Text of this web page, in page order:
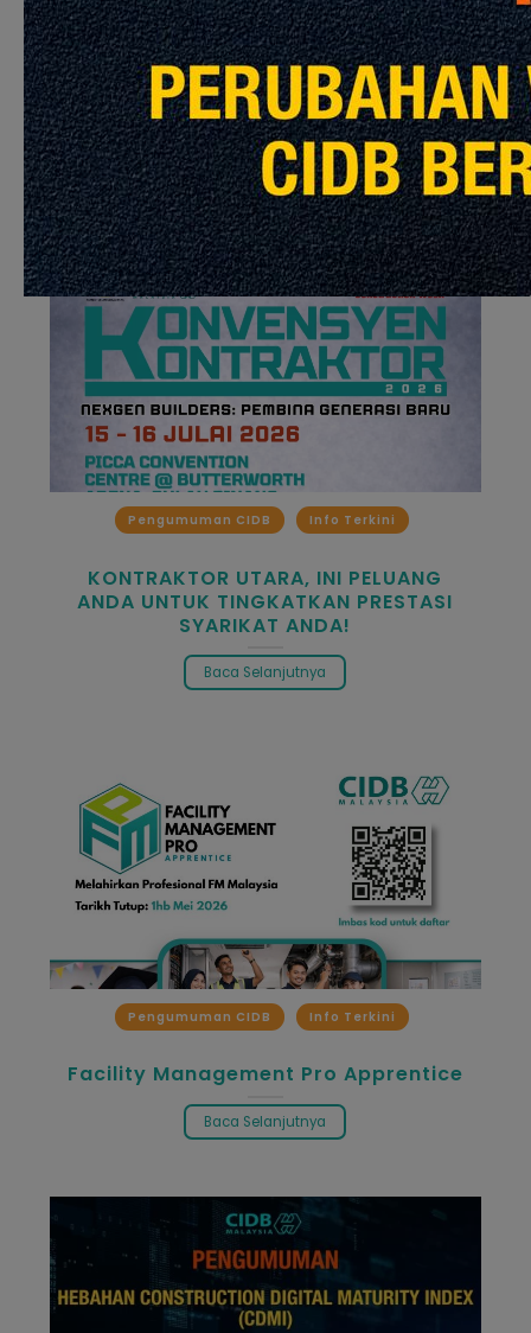
Pengumuman CIDB Info Terkini
Konvensyen Kontraktor 2026
Baca Selanjutnya
Pengumuman CIDB Info Terkini
KONTRAKTOR UTARA, INI PELUANG
ANDA UNTUK TINGKATKAN PRESTASI
SYARIKAT ANDA!
Baca Selanjutnya
Pengumuman CIDB Info Terkini
Facility Management Pro Apprentice
Baca Selanjutnya